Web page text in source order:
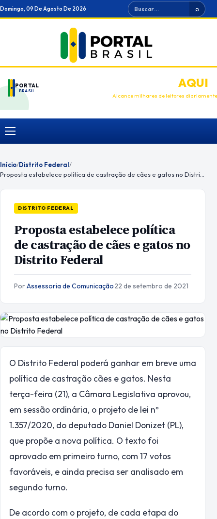
Ir
para
Domingo, 09 De Agosto De 2026 Buscar ⌕
PORTAL
BRASIL
ANUNCIEAQUI
Alcance milhares de leitores diariamente
Menu
Início/Distrito Federal/
DISTRITO FEDERAL
Proposta estabelece política
de castração de cães e gatos no
Distrito Federal
PorAssessoria de Comunicação·22 de setembro de 2021
O Distrito Federal poderá ganhar em breve uma
política de castração cães e gatos. Nesta
terça-feira (21), a Câmara Legislativa aprovou,
em sessão ordinária, o projeto de lei nº
1.357/2020, do deputado Daniel Donizet (PL),
que propõe a nova política. O texto foi
aprovado em primeiro turno, com 17 votos
favoráveis, e ainda precisa ser analisado em
segundo turno.
De acordo com o projeto, de cada etapa do